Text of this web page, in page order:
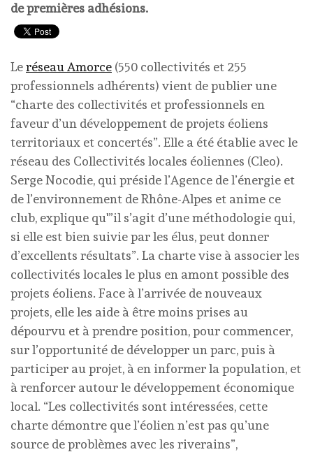
de premières adhésions.
Leréseau Amorce (550 collectivités et 255
professionnels adhérents) vient de publier une
“charte des collectivités et professionnels en
faveur d’un développement de projets éoliens
territoriaux et concertés”. Elle a été établie avec le
réseau des Collectivités locales éoliennes (Cleo).
Serge Nocodie, qui préside l’Agence de l’énergie et
de l’environnement de Rhône-Alpes et anime ce
club, explique qu'”il s’agit d’une méthodologie qui,
si elle est bien suivie par les élus, peut donner
d’excellents résultats”. La charte vise à associer les
collectivités locales le plus en amont possible des
projets éoliens. Face à l’arrivée de nouveaux
projets, elle les aide à être moins prises au
dépourvu et à prendre position, pour commencer,
sur l’opportunité de développer un parc, puis à
participer au projet, à en informer la population, et
à renforcer autour le développement économique
local. “Les collectivités sont intéressées, cette
charte démontre que l’éolien n’est pas qu’une
source de problèmes avec les riverains”,